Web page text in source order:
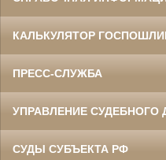
КАЛЬКУЛЯТОР
ПРЕСС-СЛУЖБА
УПРАВЛЕНИЕ СУДЕБНОГО
СУДЫ СУБЪЕКТА РФ